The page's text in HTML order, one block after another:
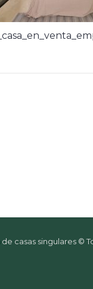
casas singulares ©